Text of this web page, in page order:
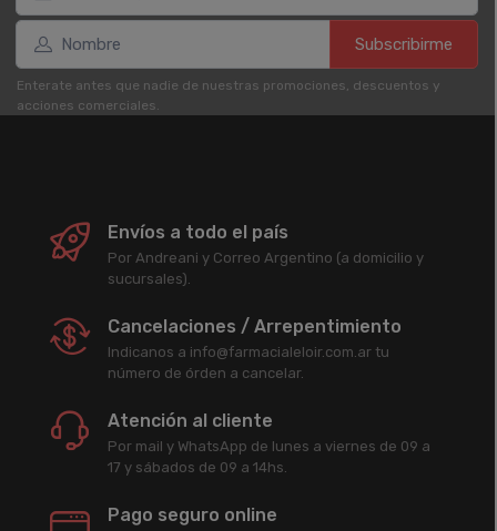
Subscribirme
Enterate antes que nadie de nuestras promociones, descuentos y
acciones comerciales.
Envíos a todo el país
Por Andreani y Correo Argentino (a domicilio y
sucursales).
Cancelaciones / Arrepentimiento
Indicanos a info@farmacialeloir.com.ar tu
número de órden a cancelar.
Atención al cliente
Por mail y WhatsApp de lunes a viernes de 09 a
17 y sábados de 09 a 14hs.
Pago seguro online